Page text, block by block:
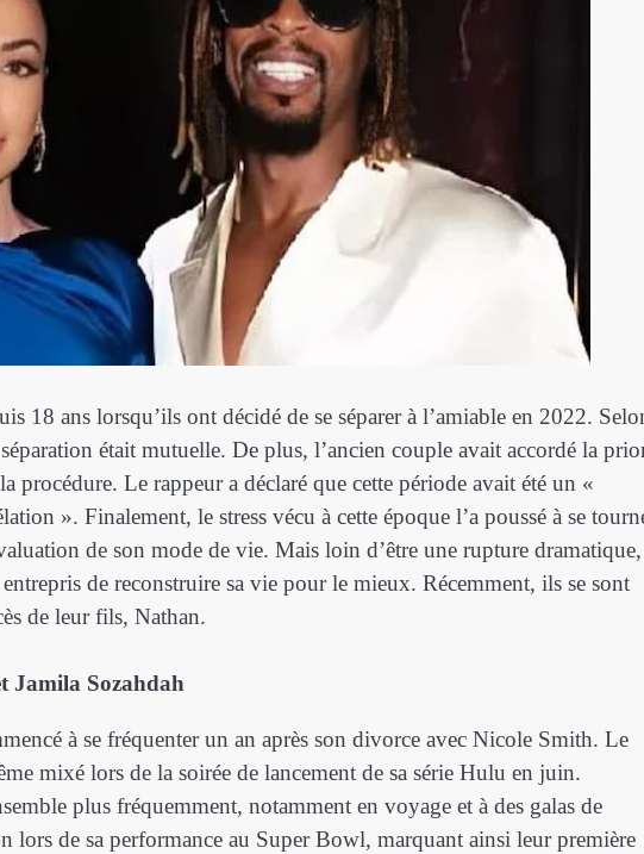
18 ans lorsqu’ils ont décidé de se séparer à l’amiable en 2022.
était mutuelle. De plus, l’ancien couple avait accordé la
procédure. Le rappeur a déclaré que cette période avait été un «
». Finalement, le stress vécu à cette époque l’a poussé à se
de son mode de vie. Mais loin d’être une rupture
de reconstruire sa vie pour le mieux. Récemment, ils se sont
de leur fils, Nathan.
Jamila Sozahdah
à se fréquenter un an après son divorce avec Nicole Smith. Le
mixé lors de la soirée de lancement de sa série Hulu en juin.
plus fréquemment, notamment en voyage et à des galas de
lors de sa performance au Super Bowl, marquant ainsi leur première